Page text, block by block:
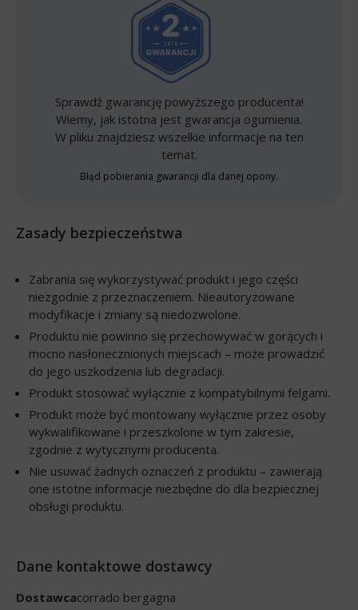
Sprawdź gwarancję powyższego producenta!
Wiemy, jak istotna jest gwarancja ogumienia.
W pliku znajdziesz wszelkie informacje na ten
temat.
Błąd pobierania gwarancji dla danej opony.
Zasady bezpieczeństwa
Zabrania się wykorzystywać produkt i jego części
niezgodnie z przeznaczeniem. Nieautoryzowane
modyfikacje i zmiany są niedozwolone.
Produktu nie powinno się przechowywać w gorących i
mocno nasłonecznionych miejscach – może prowadzić
do jego uszkodzenia lub degradacji.
Produkt stosować wyłącznie z kompatybilnymi felgami.
Produkt może być montowany wyłącznie przez osoby
wykwalifikowane i przeszkolone w tym zakresie,
zgodnie z wytycznymi producenta.
Nie usuwać żadnych oznaczeń z produktu – zawierają
one istotne informacje niezbędne do dla bezpiecznej
obsługi produktu.
Dane kontaktowe dostawcy
Dostawcacorrado bergagna